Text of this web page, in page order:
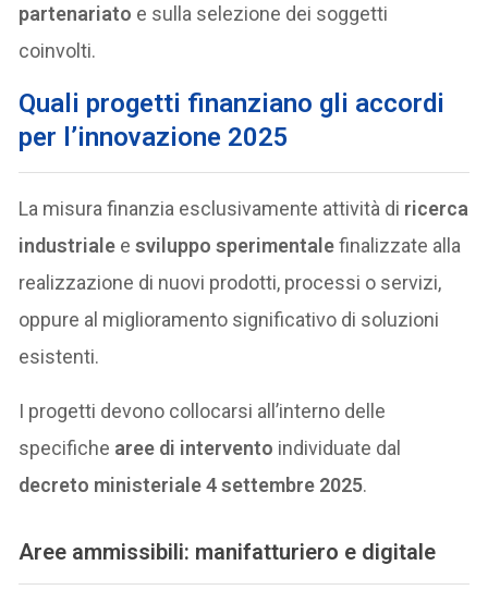
partenariato e sulla selezione dei soggetti
coinvolti.
Quali progetti finanziano gli accordi
per l’innovazione 2025
La misura finanzia esclusivamente attività di ricerca
industriale esviluppo sperimentalefinalizzate alla
realizzazione di nuovi prodotti, processi o servizi,
oppure al miglioramento significativo di soluzioni
esistenti.
I progetti devono collocarsi all’interno delle
specifiche aree di intervento individuate dal
decreto ministeriale 4 settembre 2025.
Aree ammissibili: manifatturiero e digitale